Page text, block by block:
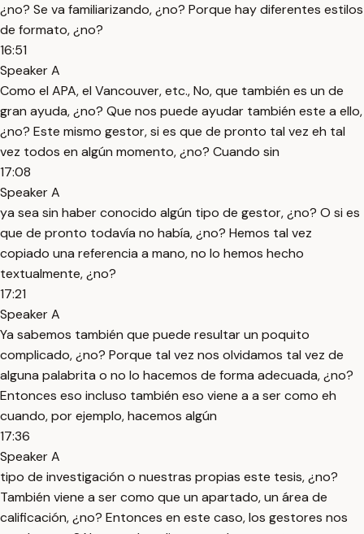
¿no? Se va familiarizando, ¿no? Porque hay diferentes estilos
de formato, ¿no?
16:51
Speaker A
Como el APA, el Vancouver, etc., No, que también es un de
gran ayuda, ¿no? Que nos puede ayudar también este a ello,
¿no? Este mismo gestor, si es que de pronto tal vez eh tal
vez todos en algún momento, ¿no? Cuando sin
17:08
Speaker A
ya sea sin haber conocido algún tipo de gestor, ¿no? O si es
que de pronto todavía no había, ¿no? Hemos tal vez
copiado una referencia a mano, no lo hemos hecho
textualmente, ¿no?
17:21
Speaker A
Ya sabemos también que puede resultar un poquito
complicado, ¿no? Porque tal vez nos olvidamos tal vez de
alguna palabrita o no lo hacemos de forma adecuada, ¿no?
Entonces eso incluso también eso viene a a ser como eh
cuando, por ejemplo, hacemos algún
17:36
Speaker A
tipo de investigación o nuestras propias este tesis, ¿no?
También viene a ser como que un apartado, un área de
calificación, ¿no? Entonces en este caso, los gestores nos